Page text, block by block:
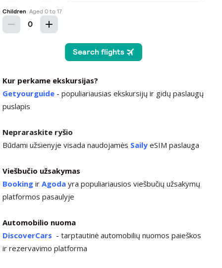
Kur perkame ekskursijas?
Getyourguide - populiariausias ekskursijų ir gidų paslaugų
puslapis
Nepraraskite ryšio
Būdami užsienyje visada naudojamės Saily eSIM paslauga
Viešbučio užsakymas
Booking ir Agoda yra populiariausios viešbučių užsakymų
platformos pasaulyje
Automobilio nuoma
DiscoverCars - tarptautinė automobilių nuomos paieškos
ir rezervavimo platforma